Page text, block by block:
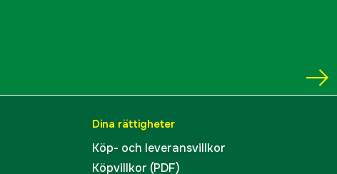
Dina rättigheter
Köp- och leveransvillkor
Köpvillkor (PDF)